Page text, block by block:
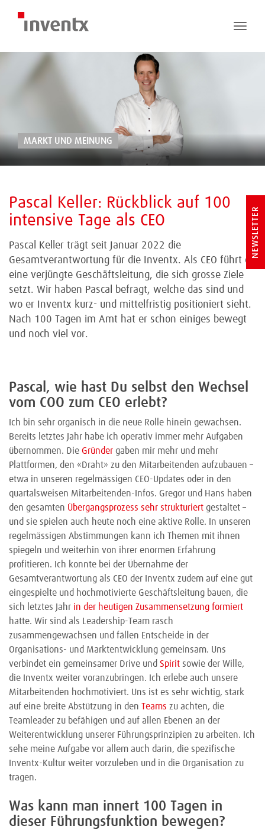
Toggle
MARKT UND MEINUNG
Pascal Keller: Rückblick auf 100
intensive Tage als CEO
Pascal Keller trägt seit Januar 2022 die
Gesamtverantwortung für die Inventx. Als CEO führt er
eine verjüngte Geschäftsleitung, die sich grosse Ziele
setzt. Wir haben Pascal befragt, welche das sind und
wo er Inventx kurz- und mittelfristig positioniert sieht.
Nach 100 Tagen im Amt hat er schon einiges bewegt
und noch viel vor.
Pascal, wie hast Du selbst den Wechsel
vom COO zum CEO erlebt?
Ich bin sehr organisch in die neue Rolle hinein gewachsen.
Bereits letztes Jahr habe ich operativ immer mehr Aufgaben
übernommen. Die Gründer gaben mir mehr und mehr
Plattformen, den «Draht» zu den Mitarbeitenden aufzubauen –
etwa in unseren regelmässigen CEO-Updates oder in den
quartalsweisen Mitarbeitenden-Infos. Gregor und Hans haben
den gesamten Übergangsprozess sehr strukturiert gestaltet –
und sie spielen auch heute noch eine aktive Rolle. In unseren
regelmässigen Abstimmungen kann ich Themen mit ihnen
spiegeln und weiterhin von ihrer enormen Erfahrung
profitieren. Ich konnte bei der Übernahme der
Gesamtverantwortung als CEO der Inventx zudem auf eine gut
eingespielte und hochmotivierte Geschäftsleitung bauen, die
sich letztes Jahr in der heutigen Zusammensetzung formiert
hatte. Wir sind als Leadership-Team rasch
zusammengewachsen und fällen Entscheide in der
Organisations- und Marktentwicklung gemeinsam. Uns
verbindet ein gemeinsamer Drive und Spirit sowie der Wille,
die Inventx weiter voranzubringen. Ich erlebe auch unsere
Mitarbeitenden hochmotiviert. Uns ist es sehr wichtig, stark
auf eine breite Abstützung in den Teams zu achten, die
Teamleader zu befähigen und auf allen Ebenen an der
Weiterentwicklung unserer Führungsprinzipien zu arbeiten. Ich
sehe meine Aufgabe vor allem auch darin, die spezifische
Inventx-Kultur weiter vorzuleben und in die Organisation zu
tragen.
Was kann man innert 100 Tagen in
dieser Führungsfunktion bewegen?
NEWSLETTER